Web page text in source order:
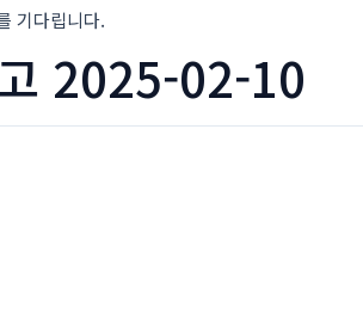
기다립니다.
2025-02-10